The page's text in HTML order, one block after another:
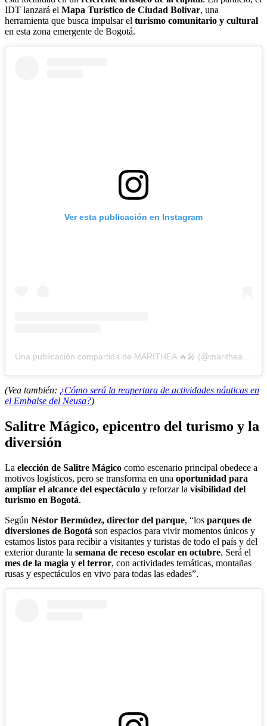
IDT lanzará el Mapa Turístico de Ciudad Bolívar, una
herramienta que busca impulsar el turismo comunitario y cultural
en esta zona emergente de Bogotá.
Ver esta publicación en Instagram
(Vea también: ¿Cómo será la reapertura de actividades náuticas en
el Embalse del Neusa?)
Salitre Mágico, epicentro del turismo y la
diversión
La elección de Salitre Mágico como escenario principal obedece a
motivos logísticos, pero se transforma en una oportunidad para
ampliar el alcance del espectáculo y reforzar la visibilidad del
turismo en Bogotá.
Según Néstor Bermúdez, director del parque, “los parques de
diversiones de Bogotá son espacios para vivir momentos únicos y
estamos listos para recibir a visitantes y turistas de todo el país y del
exterior durante la semana de receso escolar en octubre. Será el
mes de la magia y el terror, con actividades temáticas, montañas
rusas y espectáculos en vivo para todas las edades”.